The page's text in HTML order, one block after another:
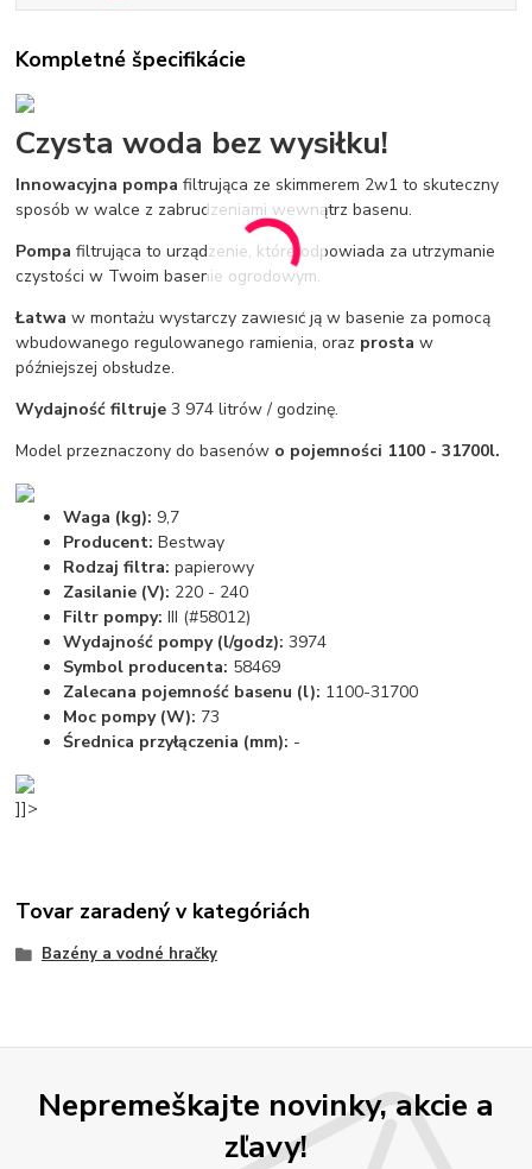
Kompletné špecifikácie
Czysta woda bez wysiłku!
Innowacyjna pompa filtrująca ze skimmerem 2w1 to skuteczny
sposób w walce z zabrudzeniami wewnątrz basenu.
Pompa filtrująca to urządzenie, które odpowiada za utrzymanie
czystości w Twoim basenie ogrodowym.
Łatwa w montażu wystarczy zawiesić ją w basenie za pomocą
wbudowanego regulowanego ramienia, oraz prosta w
późniejszej obsłudze.
Wydajność filtruje 3 974 litrów / godzinę.
Model przeznaczony do basenów o pojemności 1100 - 31700l.
Waga (kg): 9,7
Producent: Bestway
Rodzaj filtra: papierowy
Zasilanie (V): 220 - 240
Filtr pompy: III (#58012)
Wydajność pompy (l/godz): 3974
Symbol producenta: 58469
Zalecana pojemność basenu (l): 1100-31700
Moc pompy (W): 73
Średnica przyłączenia (mm): -
]]>
Tovar zaradený v kategóriách
Bazény a vodné hračky
Nepremeškajte novinky, akcie a
zľavy!